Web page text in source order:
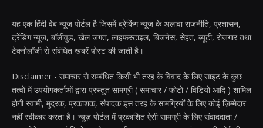
यह एक हिंदी वेब न्यूज़ पोर्टल है जिसमें ब्रेकिंग न्यूज़ के अलावा राजनीति, प्रशासन,
ट्रेंडिंग न्यूज, बॉलीवुड, खेल जगत, लाइफस्टाइल, बिजनेस, सेहत, ब्यूटी, रोजगार तथा
टेक्नोलॉजी से संबंधित खबरें पोस्ट की जाती है।
Disclaimer - समाचार से सम्बंधित किसी भी तरह के विवाद के लिए साइट के कुछ
तत्वों में उपयोगकर्ताओं द्वारा प्रस्तुत सामग्री ( समाचार / फोटो / विडियो आदि ) शामिल
होगी स्वामी, मुद्रक, प्रकाशक, संपादक इस तरह के सामग्रियों के लिए कोई ज़िम्मेदार
नहीं स्वीकार करता है। न्यूज़ पोर्टल में प्रकाशित ऐसी सामग्री के लिए संवाददाता /